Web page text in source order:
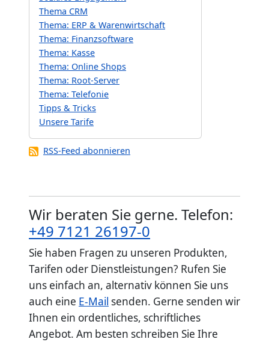
Thema CRM
Thema: ERP & Warenwirtschaft
Thema: Finanzsoftware
Thema: Kasse
Thema: Online Shops
Thema: Root-Server
Thema: Telefonie
Tipps & Tricks
Unsere Tarife
RSS-Feed abonnieren
Wir beraten Sie gerne. Telefon:
+49 7121 26197-0
Sie haben Fragen zu unseren Produkten,
Tarifen oder Dienstleistungen? Rufen Sie
uns einfach an, alternativ können Sie uns
auch eine E-Mail senden. Gerne senden wir
Ihnen ein ordentliches, schriftliches
Angebot. Am besten schreiben Sie Ihre